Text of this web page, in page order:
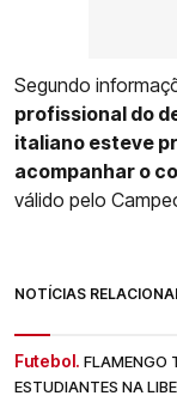
Segundo
profissional do
italiano esteve
acompanhar o
válido pelo
NOTÍCIAS
Futebol. FLAMENGO
ESTUDIANTES NA